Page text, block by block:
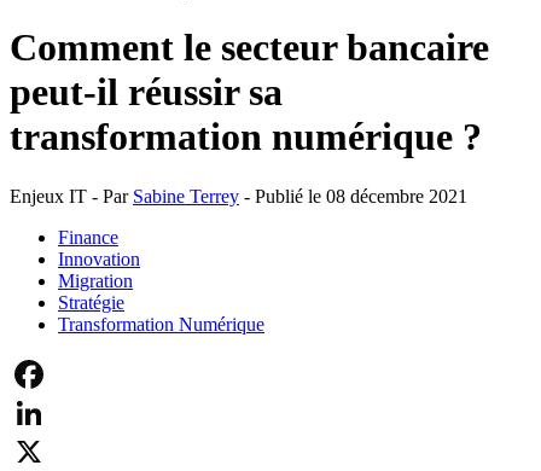
Comment le secteur bancaire
peut-il réussir sa
transformation numérique ?
Enjeux IT - Par Sabine Terrey - Publié le 08 décembre 2021
Finance
Innovation
Migration
Stratégie
Transformation Numérique
Facebook
LinkedIn